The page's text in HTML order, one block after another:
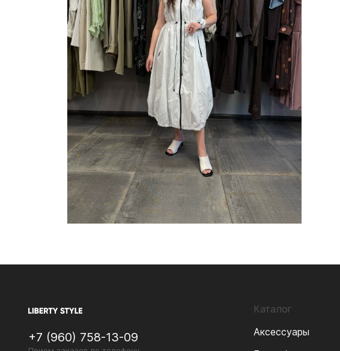
+7 (960) 758-13-09
Каталог
Аксессуары